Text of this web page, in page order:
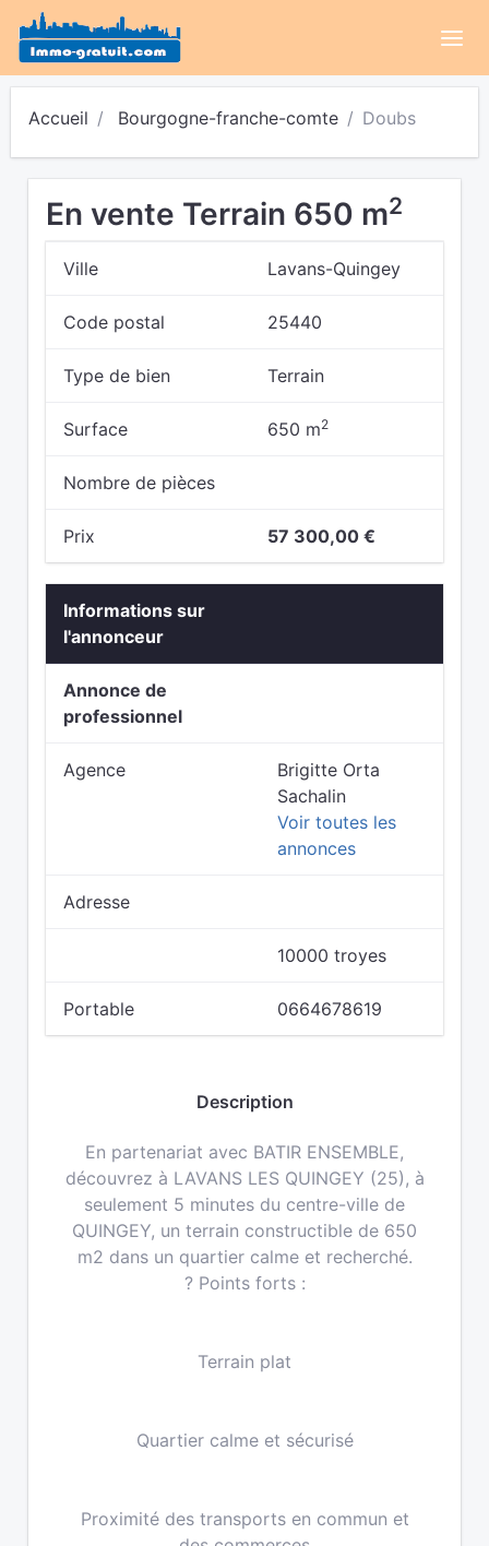
Accueil Bourgogne-franche-comte Doubs
En vente Terrain 650 m2
Ville Lavans-Quingey
Code postal 25440
Type de bien Terrain
Surface 650 m2
Nombre de pièces
Prix 57 300,00 €
Informations sur
l'annonceur
Annonce de
professionnel
Agence
Brigitte Orta
Sachalin
Voir toutes les
annonces
Adresse
10000 troyes
Portable 0664678619
Description
En partenariat avec BATIR ENSEMBLE,
découvrez à LAVANS LES QUINGEY (25), à
seulement 5 minutes du centre-ville de
QUINGEY, un terrain constructible de 650
m2 dans un quartier calme et recherché.
? Points forts :
Terrain plat
Quartier calme et sécurisé
Proximité des transports en commun et